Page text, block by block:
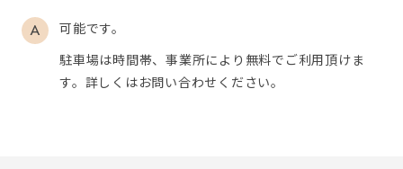
可能です。
駐車場は時間帯、事業所により無料でご利用頂けま
す。詳しくはお問い合わせください。